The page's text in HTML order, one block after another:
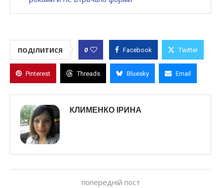
ПОДІЛИТИСЯ 0 Facebook Twitter
Pinterest Threads Bluesky Email
КЛИМЕНКО ІРИНА
попередній пост